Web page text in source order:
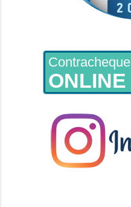
Contracheque
ONLINE